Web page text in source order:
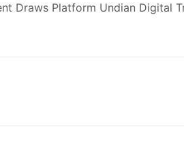
Draws Platform Undian Digital